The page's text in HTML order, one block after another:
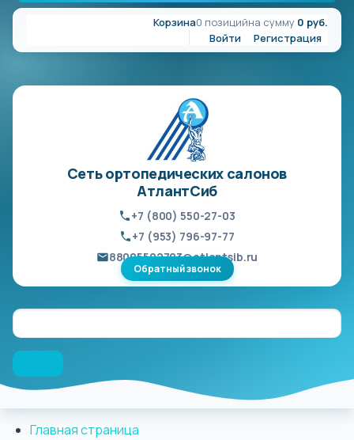
Корзина0 позицийна сумму 0 руб.
Войти
Регистрация
Сеть ортопедических салонов
АтлантСиб
+7 (800) 550-27-03
+7 (953) 796-97-77
88005502703@atlantsib.ru
Обратный звонок
Главная страница